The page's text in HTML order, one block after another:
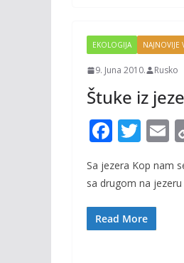
k
EKOLOGIJA NAJNOVIJE
9. Juna 2010. Rusko
Štuke iz
F
e
b
o
T
itt
er
E
Sa jezera Kop nam
sa drugom na jezeru
Read More